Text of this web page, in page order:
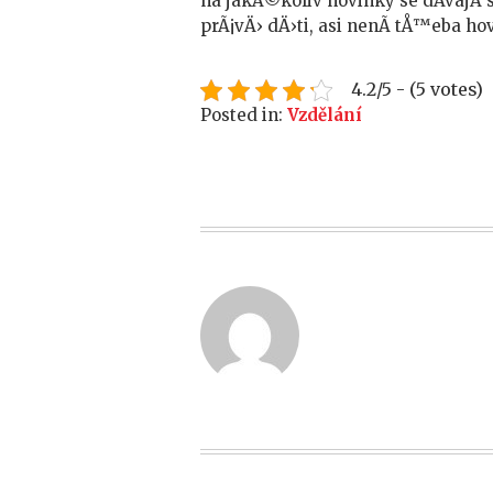
prÃ¡vÄ› dÄ›ti, asi nenÃ­ tÅ™eba
4.2/5 - (5 votes)
Posted in: Vzdělání